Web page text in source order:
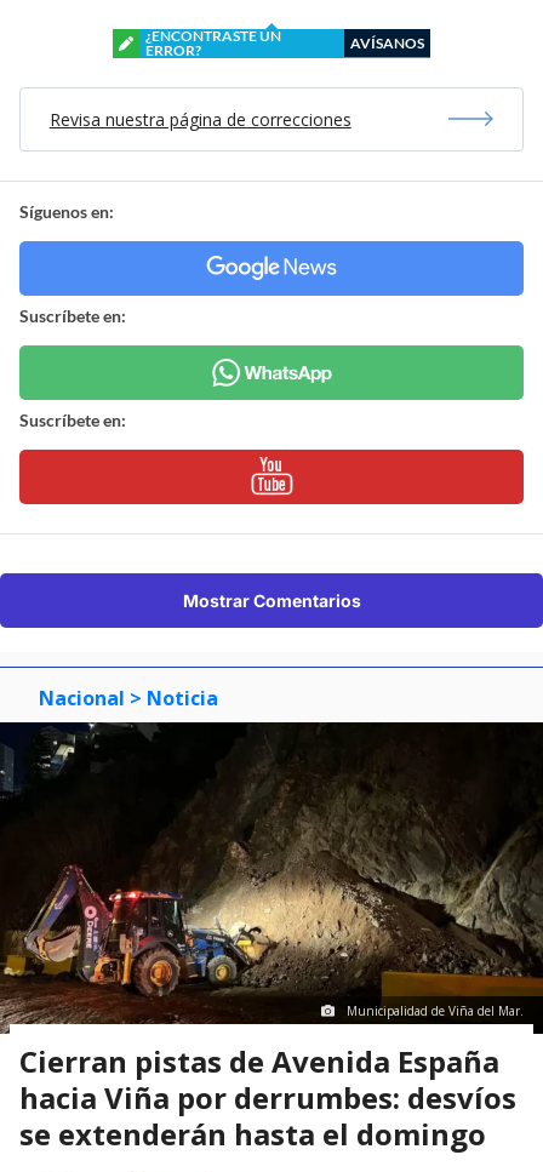
¿ENCONTRASTE UN
ERROR?
AVÍSANOS
Revisa nuestra página de correcciones
Síguenos en:
Suscríbete en:
Suscríbete en:
Mostrar Comentarios
Nacional > Noticia
Municipalidad de Viña del Mar.
Cierran pistas de Avenida España
hacia Viña por derrumbes: desvíos
se extenderán hasta el domingo